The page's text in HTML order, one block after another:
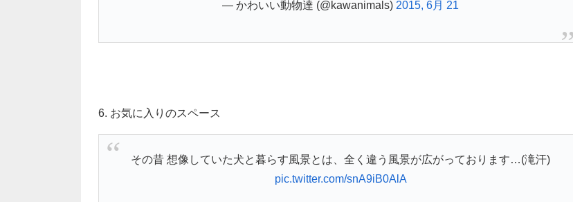
— かわいい動物達 (@kawanimals) 2015, 6月 21
6. お気に入りのスペース
その昔 想像していた犬と暮らす風景とは、全く違う風景が広がっております…(滝汗)
pic.twitter.com/snA9iB0AlA